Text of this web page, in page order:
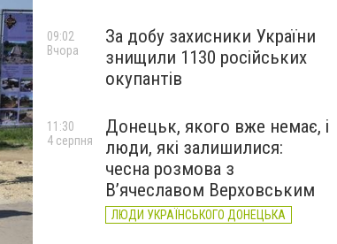
За добу захисники України
знищили 1130 російських
окупантів
09:02
Вчора
Донецьк, якого вже немає, і
люди, які залишилися:
чесна розмова з
В’ячеславом Верховським
ЛЮДИ УКРАЇНСЬКОГО ДОНЕЦЬКА
11:30
4 серпня